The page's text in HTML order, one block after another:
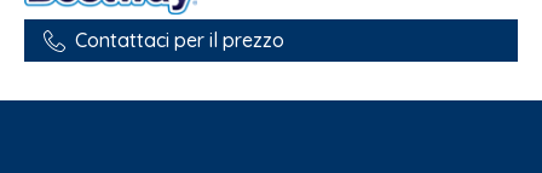
Contattaci per il prezzo